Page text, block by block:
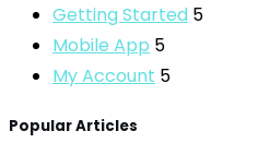
Getting Started 5
Mobile App 5
My Account 5
Popular Articles